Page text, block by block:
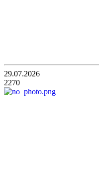
29.07.2026
2270